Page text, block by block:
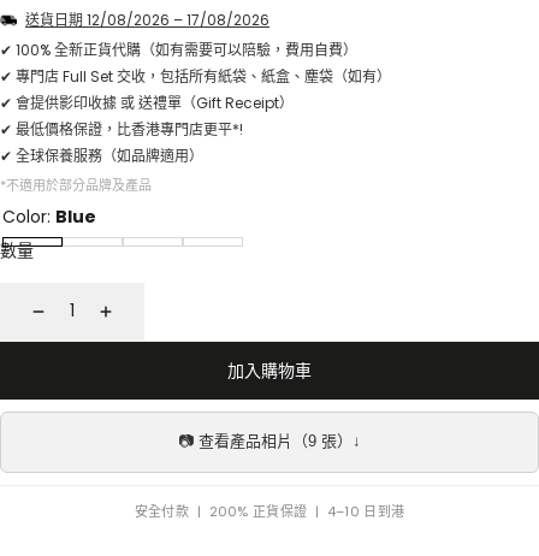
價
格
送貨日期 12/08/2026 –17/08/2026
✔ 100% 全新正貨代購（如有需要可以陪驗，費用自費）
✔ 專門店 Full Set 交收，包括所有紙袋、紙盒、塵袋（如有）
✔ 會提供影印收據 或 送禮單（Gift Receipt）
✔ 最低價格保證，比香港專門店更平*!
✔ 全球保養服務（如品牌適用）
*不適用於部分品牌及產品
Color: Blue
數量
少
增
加
加入購物車
📷 查看產品相片（9 張）↓
安全付款 | 200% 正貨保證 | 4–10 日到港